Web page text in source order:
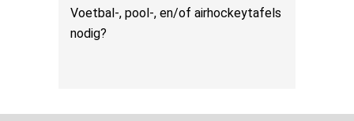
Voetbal-, pool-, en/of airhockeytafels
nodig?